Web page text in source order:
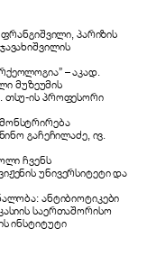
პარიზის
– აკად.
მუზეუმის
თსუ-ის პროფესორი
გაჩეჩილაძე, ივ.
ჩვენს
უნივერსიტეტი და
ანტიბიოტიკები
საერთაშორისო
ინსტიტუტი